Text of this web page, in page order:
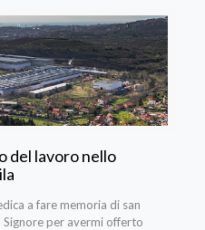
del lavoro nello
a fare memoria di san
per avermi offerto